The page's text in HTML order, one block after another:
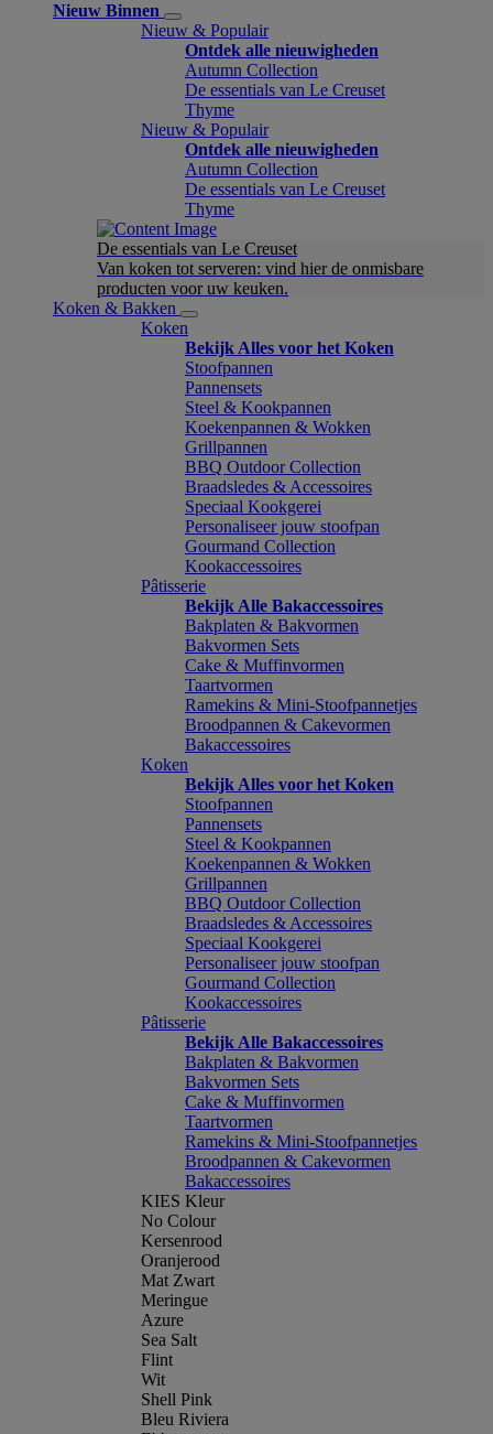
Nieuw Binnen
Nieuw & Populair
Ontdek alle nieuwigheden
Autumn Collection
De essentials van Le Creuset
Thyme
Nieuw & Populair
Ontdek alle nieuwigheden
Autumn Collection
De essentials van Le Creuset
Thyme
De essentials van Le Creuset
Van koken tot serveren: vind hier de onmisbare
producten voor uw keuken.
Koken & Bakken
Koken
Bekijk Alles voor het Koken
Stoofpannen
Pannensets
Steel & Kookpannen
Koekenpannen & Wokken
Grillpannen
BBQ Outdoor Collection
Braadsledes & Accessoires
Speciaal Kookgerei
Personaliseer jouw stoofpan
Gourmand Collection
Kookaccessoires
Pâtisserie
Bekijk Alle Bakaccessoires
Bakplaten & Bakvormen
Bakvormen Sets
Cake & Muffinvormen
Taartvormen
Ramekins & Mini-Stoofpannetjes
Broodpannen & Cakevormen
Bakaccessoires
Koken
Bekijk Alles voor het Koken
Stoofpannen
Pannensets
Steel & Kookpannen
Koekenpannen & Wokken
Grillpannen
BBQ Outdoor Collection
Braadsledes & Accessoires
Speciaal Kookgerei
Personaliseer jouw stoofpan
Gourmand Collection
Kookaccessoires
Pâtisserie
Bekijk Alle Bakaccessoires
Bakplaten & Bakvormen
Bakvormen Sets
Cake & Muffinvormen
Taartvormen
Ramekins & Mini-Stoofpannetjes
Broodpannen & Cakevormen
Bakaccessoires
KIES Kleur
No Colour
Kersenrood
Oranjerood
Mat Zwart
Meringue
Azure
Sea Salt
Flint
Wit
Shell Pink
Bleu Riviera